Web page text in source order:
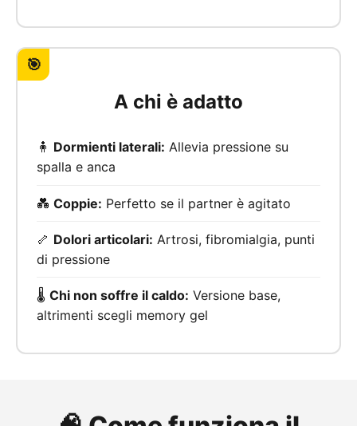
🎯
A chi è adatto
🧍 Dormienti laterali: Allevia pressione su
spalla e anca
💑 Coppie: Perfetto se il partner è agitato
🦴 Dolori articolari: Artrosi, fibromialgia, punti
di pressione
🌡️ Chi non soffre il caldo: Versione base,
altrimenti scegli memory gel